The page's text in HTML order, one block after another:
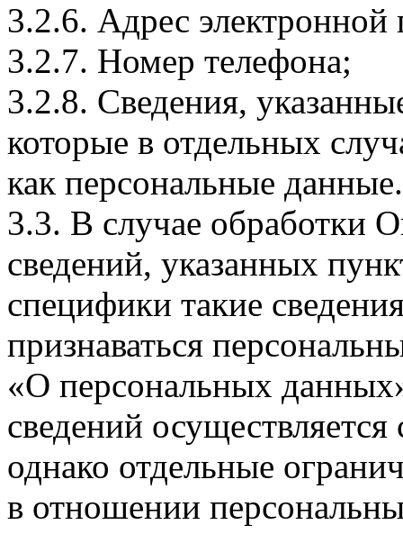
3.2.6. Адрес электронной
3.2.7. Номер телефона;
3.2.8. Сведения,
которые в отдельных
как персональные данные.
3.3. В случае обработки
сведений, указанных
специфики такие
признаваться
«О персональных
сведений
однако отдельные
в отношении